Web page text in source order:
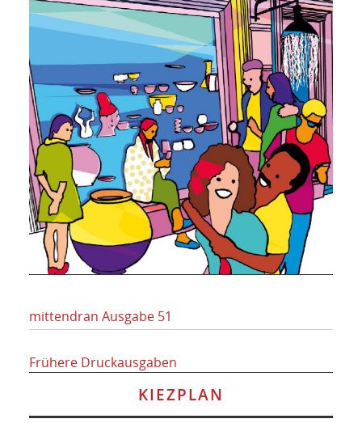
mittendran Ausgabe 51
Frühere Druckausgaben
KIEZPLAN